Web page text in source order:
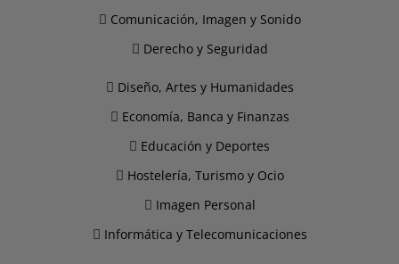
Comunicación, Imagen y Sonido
Derecho y Seguridad
Diseño, Artes y Humanidades
Economía, Banca y Finanzas
Educación y Deportes
Hostelería, Turismo y Ocio
Imagen Personal
Informática y Telecomunicaciones